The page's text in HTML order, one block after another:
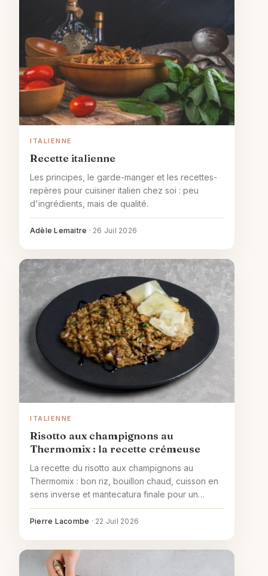
ITALIENNE
Recette italienne
Les principes, le garde-manger et les recettes-
repères pour cuisiner italien chez soi : peu
d'ingrédients, mais de qualité.
Adèle Lemaitre · 26 Juil 2026
ITALIENNE
Risotto aux champignons au
Thermomix : la recette crémeuse
La recette du risotto aux champignons au
Thermomix : bon riz, bouillon chaud, cuisson en
sens inverse et mantecatura finale pour un
crémeux réussi.
Pierre Lacombe · 22 Juil 2026